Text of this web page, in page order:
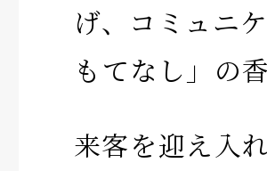
げ、コミュニ
もてなし」の
来客を迎え入